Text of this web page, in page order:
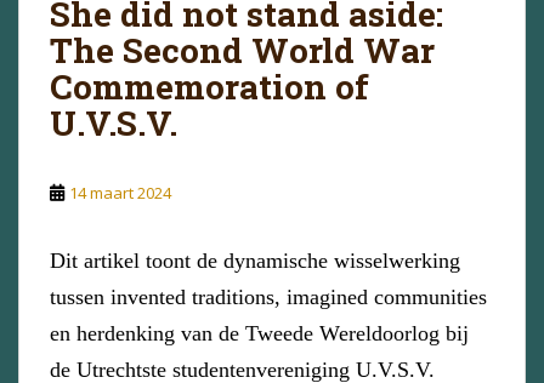
She did not stand aside:
The Second World War
Commemoration of
U.V.S.V.
14 maart 2024
Dit artikel toont de dynamische wisselwerking
tussen invented traditions, imagined communities
en herdenking van de Tweede Wereldoorlog bij
de Utrechtste studentenvereniging U.V.S.V.